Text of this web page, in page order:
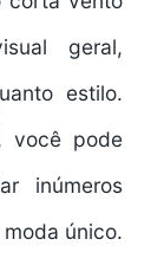
geral,
estilo.
você pode
inúmeros
único.